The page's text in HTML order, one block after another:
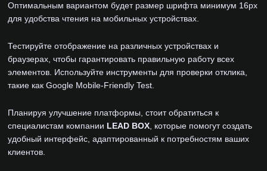
Оптимальным вариантом будет размер шрифта минимум 16px
для удобства чтения на мобильных устройствах.
Тестируйте отображение на различных устройствах и
браузерах, чтобы гарантировать правильную работу всех
элементов. Используйте инструменты для проверки отклика,
такие как Google Mobile-Friendly Test.
Планируя улучшение платформы, стоит обратиться к
специалистам компании LEAD BOX , которые помогут создать
удобный интерфейс, адаптированный к потребностям ваших
клиентов.